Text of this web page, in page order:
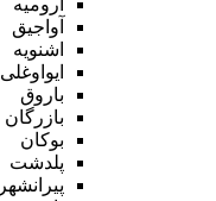
آواجیق
اشنویه
ایواوغلی
باروق
بازرگان
بوکان
پلدشت
پیرانشهر